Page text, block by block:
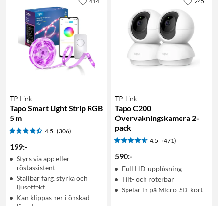
TP-Link
Tapo Smart Light Strip RGB
5 m
4.5 (306)
199:-
Styrs via app eller
röstassistent
Ställbar färg, styrka och
ljuseffekt
Kan klippas ner i önskad
TP-Link
Tapo C200
Övervakningskamera 2-
pack
4.5 (471)
590:-
Full HD-upplösning
Tilt- och roterbar
Spelar in på Micro-SD-kort